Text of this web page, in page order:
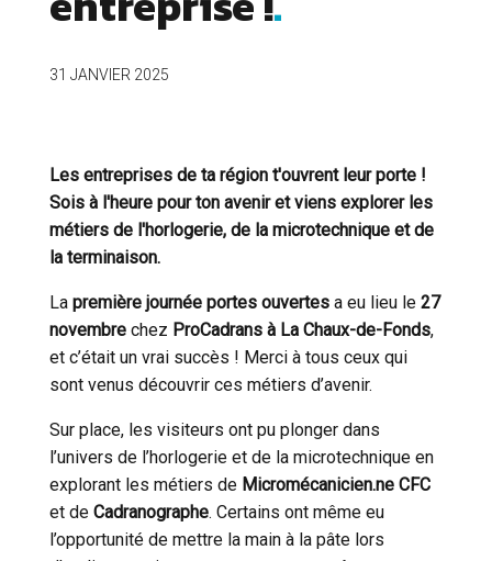
31 JANVIER 2025
Les entreprises de ta région t'ouvrent leur porte !
Sois à l'heure pour ton avenir et viens explorer les
métiers de l'horlogerie, de la microtechnique et de
la terminaison.
La première journée portes ouvertes a eu lieu le 27
novembre chez ProCadrans à La Chaux-de-Fonds,
et c’était un vrai succès ! Merci à tous ceux qui
sont venus découvrir ces métiers d’avenir.
Sur place, les visiteurs ont pu plonger dans
l’univers de l’horlogerie et de la microtechnique en
explorant les métiers de Micromécanicien.ne CFC
et de Cadranographe. Certains ont même eu
l’opportunité de mettre la main à la pâte lors